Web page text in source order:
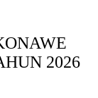
2026